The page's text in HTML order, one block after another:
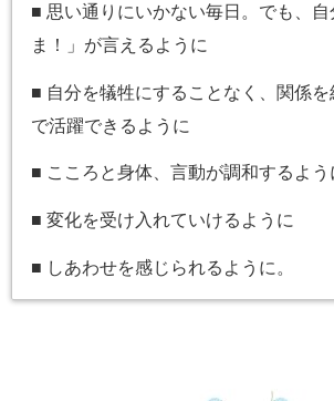
■ 思い通りにいかない毎日。でも、自
ま！」が言えるように
■ 自分を犠牲にすることなく、関係
で活躍できるように
■ こころと身体、言動が調和するよう
■ 変化を受け入れていけるように
■ しあわせを感じられるように。